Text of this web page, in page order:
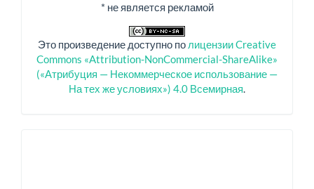
* не является рекламой
Это произведение доступно по лицензии Creative
Commons «Attribution-NonCommercial-ShareAlike»
(«Атрибуция — Некоммерческое использование —
На тех же условиях») 4.0 Всемирная.